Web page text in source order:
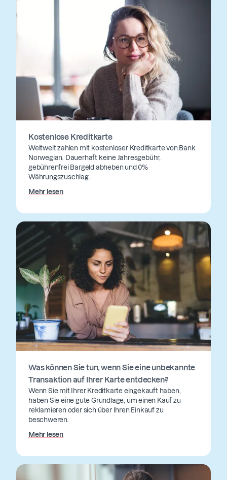
Kostenlose Kreditkarte
Weltweit zahlen mit kostenloser Kreditkarte von Bank
Norwegian. Dauerhaft keine Jahresgebühr,
gebührenfrei Bargeld abheben und 0%
Währungszuschlag.
Mehr lesen
Was können Sie tun, wenn Sie eine unbekannte
Transaktion auf Ihrer Karte entdecken?
Wenn Sie mit Ihrer Kreditkarte eingekauft haben,
haben Sie eine gute Grundlage, um einen Kauf zu
reklamieren oder sich über Ihren Einkauf zu
beschweren.
Mehr lesen